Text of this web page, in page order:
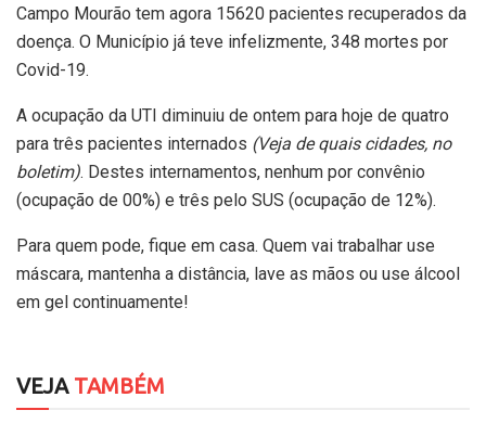
Campo Mourão tem agora 15620 pacientes recuperados da
doença. O Município já teve infelizmente, 348 mortes por
Covid-19.
A ocupação da UTI diminuiu de ontem para hoje de quatro
para três pacientes internados (Veja de quais cidades, no
boletim). Destes internamentos, nenhum por convênio
(ocupação de 00%) e três pelo SUS (ocupação de 12%).
Para quem pode, fique em casa. Quem vai trabalhar use
máscara, mantenha a distância, lave as mãos ou use álcool
em gel continuamente!
VEJATAMBÉM